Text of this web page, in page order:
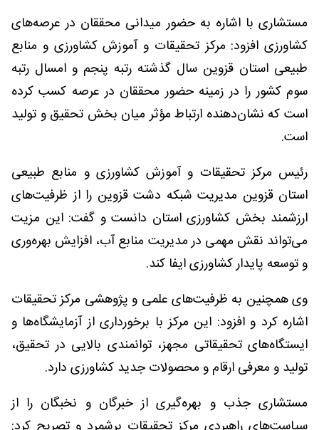
مستشاری با اشاره به حضور میدانی محققان در عرصه‌های
کشاورزی افزود: مرکز تحقیقات و آموزش کشاورزی و منابع
طبیعی استان قزوین سال گذشته رتبه پنجم و امسال رتبه
سوم کشور را در زمینه حضور محققان در عرصه کسب کرده
است که نشان‌دهنده ارتباط مؤثر میان بخش تحقیق و تولید
است.
رئیس مرکز تحقیقات و آموزش کشاورزی و منابع طبیعی
استان قزوین مدیریت شبکه دشت قزوین را از ظرفیت‌های
ارزشمند بخش کشاورزی استان دانست و گفت: این مزیت
می‌تواند نقش مهمی در مدیریت منابع آب، افزایش بهره‌وری
و توسعه پایدار کشاورزی ایفا کند.
وی همچنین به ظرفیت‌های علمی و پژوهشی مرکز تحقیقات
اشاره کرد و افزود: این مرکز با برخورداری از آزمایشگاه‌ها و
ایستگاه‌های تحقیقاتی مجهز، توانمندی بالایی در تحقیق،
تولید و معرفی ارقام و محصولات جدید کشاورزی دارد.
مستشاری جذب و بهره‌گیری از خبرگان و نخبگان را از